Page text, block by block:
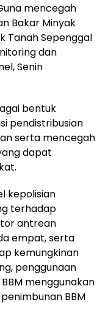
mencegah
Bakar Minyak
Tanah Sepenggal
dan
Senin
bentuk
pendistribusian
serta mencegah
dapat
kepolisian
terhadap
antrean
empat, serta
kemungkinan
penggunaan
menggunakan
BBM